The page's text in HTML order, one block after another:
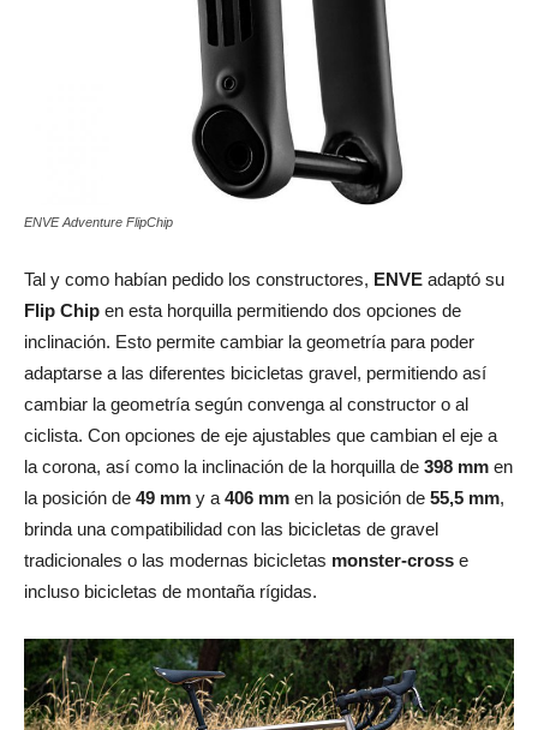
ENVE Adventure FlipChip
Tal y como habían pedido los constructores, ENVE adaptó su
Flip Chip en esta horquilla permitiendo dos opciones de
inclinación. Esto permite cambiar la geometría para poder
adaptarse a las diferentes bicicletas gravel, permitiendo así
cambiar la geometría según convenga al constructor o al
ciclista. Con opciones de eje ajustables que cambian el eje a
la corona, así como la inclinación de la horquilla de 398 mm en
la posición de 49 mm y a 406 mm en la posición de 55,5 mm,
brinda una compatibilidad con las bicicletas de gravel
tradicionales o las modernas bicicletas monster-cross e
incluso bicicletas de montaña rígidas.